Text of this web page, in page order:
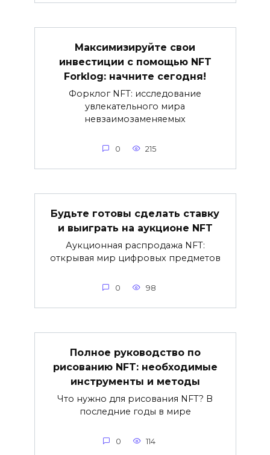
Максимизируйте свои
инвестиции с помощью NFT
Forklog: начните сегодня!
Форклог NFT: исследование
увлекательного мира
невзаимозаменяемых
0 215
Будьте готовы сделать ставку
и выиграть на аукционе NFT
Аукционная распродажа NFT:
открывая мир цифровых предметов
0 98
Полное руководство по
рисованию NFT: необходимые
инструменты и методы
Что нужно для рисования NFT? В
последние годы в мире
0 114